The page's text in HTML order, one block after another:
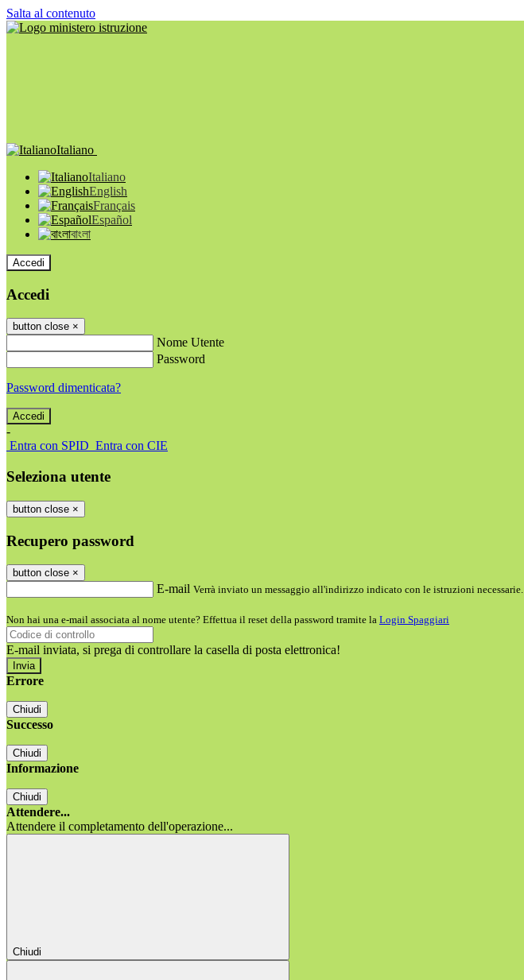
Salta al contenuto
Italiano
Italiano
English
Français
Español
বাংলা
Accedi
Accedi
button close ×
Nome Utente
Password
Password dimenticata?
-
Entra con SPID Entra con CIE
Seleziona utente
button close ×
Recupero password
button close ×
E-mail Verrà inviato un messaggio all'indirizzo indicato con le istruzioni necessarie.
Non hai una e-mail associata al nome utente? Effettua il reset della password tramite la Login Spaggiari
E-mail inviata, si prega di controllare la casella di posta elettronica!
Errore
Chiudi
Successo
Chiudi
Informazione
Chiudi
Attendere...
Attendere il completamento dell'operazione...
Chiudi